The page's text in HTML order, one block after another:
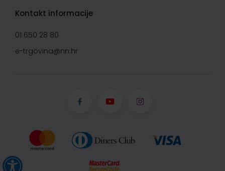
Kontakt informacije
01 650 28 80
e-trgovina@nn.hr